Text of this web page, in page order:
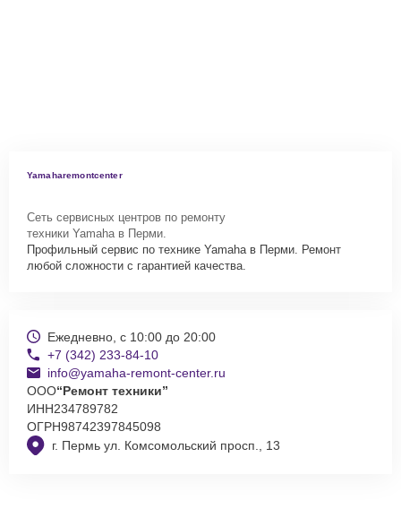
Yamaharemontcenter
Сеть сервисных центров по ремонту
техники Yamaha в Перми.
Профильный сервис по технике Yamaha в Перми. Ремонт
любой сложности с гарантией качества.
г. Пермь ул. Комсомольский просп., 13
Ежедневно, с 10:00 до 20:00
+7 (342) 233-84-10
info@yamaha-remont-center.ru
ООО“Ремонт техники”
ИНН234789782
ОГРН98742397845098